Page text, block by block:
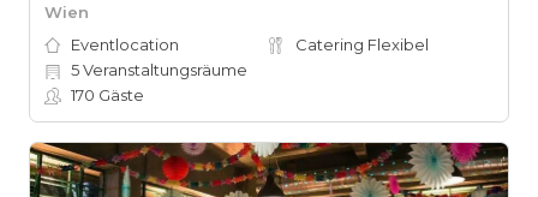
Wien
Eventlocation
Catering Flexibel
5Veranstaltungsräume
170 Gäste